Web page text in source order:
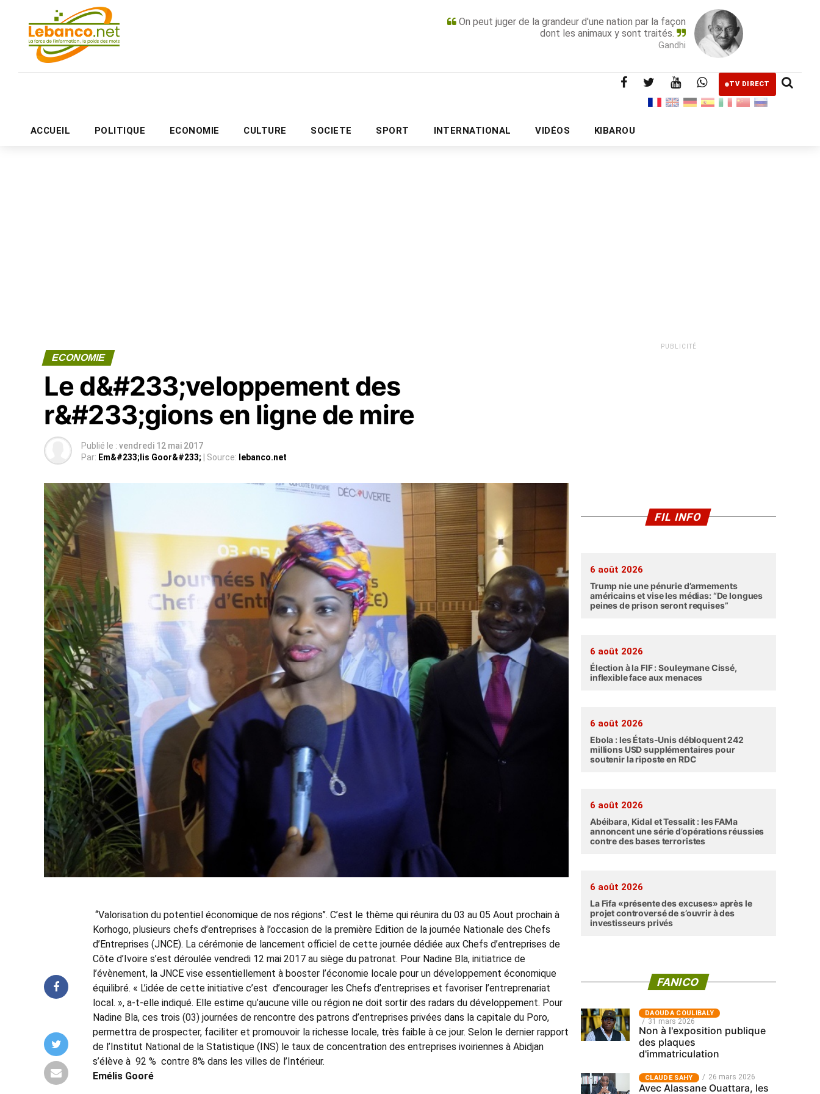
On peut juger de la grandeur d'une nation par la façon
dont les animaux y sont traités.
Gandhi
TV DIRECT
ACCUEIL POLITIQUE ECONOMIE CULTURE SOCIETE SPORT INTERNATIONAL VIDÉOS KIBAROU
PUBLICITÉ
ECONOMIE
Le d&#233;veloppement des
r&#233;gions en ligne de mire
Publié le : vendredi 12 mai 2017
Par: Em&#233;lis Goor&#233; | Source: lebanco.net
‘‘Valorisation du potentiel économique de nos régions’’. C’est le thème qui réunira du 03 au 05 Aout prochain à
Korhogo, plusieurs chefs d’entreprises à l’occasion de la première Edition de la journée Nationale des Chefs
d’Entreprises (JNCE). La cérémonie de lancement officiel de cette journée dédiée aux Chefs d’entreprises de
Côte d’Ivoire s’est déroulée vendredi 12 mai 2017 au siège du patronat. Pour Nadine Bla, initiatrice de
l’évènement, la JNCE vise essentiellement à booster l’économie locale pour un développement économique
équilibré. « L’idée de cette initiative c’est d’encourager les Chefs d’entreprises et favoriser l’entreprenariat
local. », a-t-elle indiqué. Elle estime qu’aucune ville ou région ne doit sortir des radars du développement. Pour
Nadine Bla, ces trois (03) journées de rencontre des patrons d’entreprises privées dans la capitale du Poro,
permettra de prospecter, faciliter et promouvoir la richesse locale, très faible à ce jour. Selon le dernier rapport
de l’Institut National de la Statistique (INS) le taux de concentration des entreprises ivoiriennes à Abidjan
s’élève à 92 % contre 8% dans les villes de l’Intérieur.
Emélis Gooré
PUBLICITÉ
FIL INFO
6 août 2026
Trump nie une pénurie d’armements
américains et vise les médias: “De longues
peines de prison seront requises”
6 août 2026
Élection à la FIF : Souleymane Cissé,
inflexible face aux menaces
6 août 2026
Ebola : les États-Unis débloquent 242
millions USD supplémentaires pour
soutenir la riposte en RDC
6 août 2026
Abéibara, Kidal et Tessalit : les FAMa
annoncent une série d’opérations réussies
contre des bases terroristes
6 août 2026
La Fifa «présente des excuses» après le
projet controversé de s’ouvrir à des
investisseurs privés
FANICO
‎DAOUDA COULIBALY
31 mars 2026
Non à l'exposition publique
des plaques
d'immatriculation
CLAUDE SAHY 26 mars 2026
Avec Alassane Ouattara, les